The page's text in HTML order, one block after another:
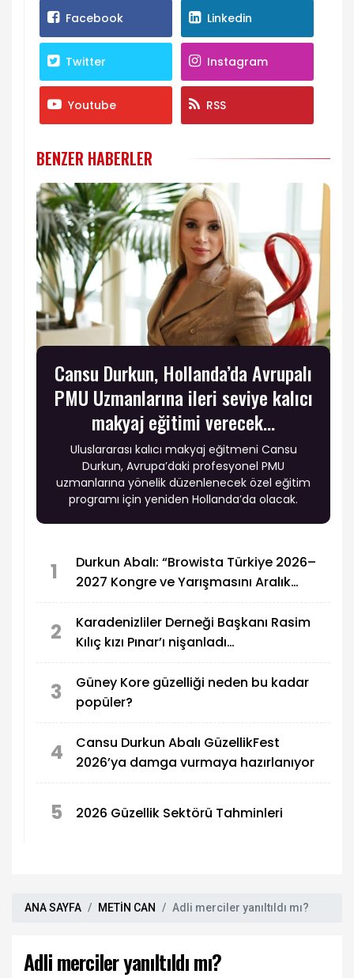
Facebook Linkedin
Twitter Instagram
Youtube RSS
BENZER HABERLER
Cansu Durkun, Hollanda’da Avrupalı
PMU Uzmanlarına ileri seviye kalıcı
makyaj eğitimi verecek…
Uluslararası kalıcı makyaj eğitmeni Cansu
Durkun, Avrupa’daki profesyonel PMU
uzmanlarına yönelik düzenlenecek özel eğitim
programı için yeniden Hollanda’da olacak.
1
Durkun Abalı: “Browista Türkiye 2026–
2027 Kongre ve Yarışmasını Aralık
2
Karadenizliler Derneği Başkanı Rasim
Kılıç kızı Pınar’ı nişanladı…
3
Güney Kore güzelliği neden bu kadar
popüler?
4
Cansu Durkun Abalı GüzellikFest
2026’ya damga vurmaya hazırlanıyor
5 2026 Güzellik Sektörü Tahminleri
ANA SAYFA METİN CAN Adli merciler yanıltıldı mı?
Adli merciler yanıltıldı mı?